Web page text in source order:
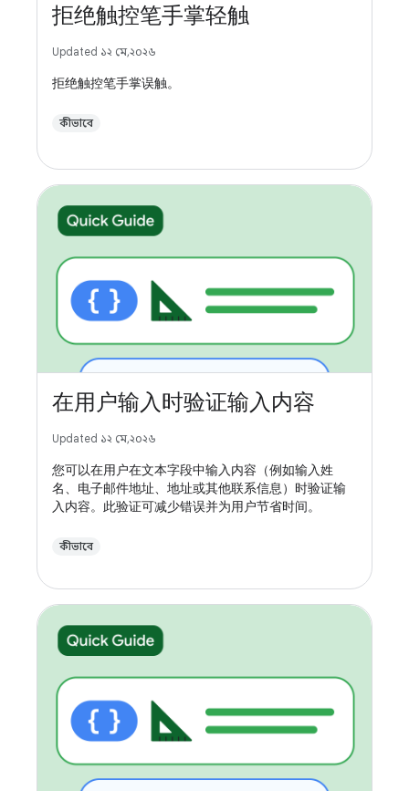
拒绝触控笔手掌轻触
Updated ১২ মে, ২০২৬
拒绝触控笔手掌误触。
কীভাবে
在用户输入时验证输入内容
Updated ১২ মে, ২০২৬
您可以在用户在文本字段中输入内容（例如输入姓
名、电子邮件地址、地址或其他联系信息）时验证输
入内容。此验证可减少错误并为用户节省时间。
কীভাবে